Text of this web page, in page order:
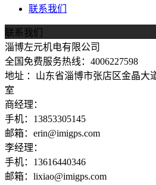
联系我们
联系我们
淄博左元机电有限公司
全国免费服务热线：4006227598
地址 ：山东省淄博市张店区金晶大
室
商经理：
手机：13853305145
邮箱：erin@imigps.com
李经理：
手机：13616440346
邮箱：lixiao@imigps.com